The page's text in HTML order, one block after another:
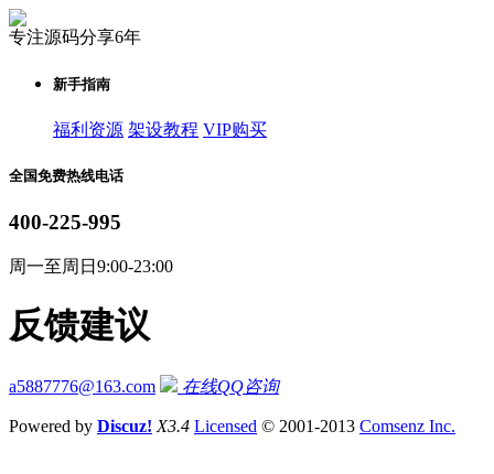
专注源码分享6年
新手指南
福利资源 架设教程 VIP购买
全国免费热线电话
400-225-995
周一至周日9:00-23:00
反馈建议
a5887776@163.com 在线QQ咨询
Powered by Discuz! X3.4 Licensed © 2001-2013 Comsenz Inc.